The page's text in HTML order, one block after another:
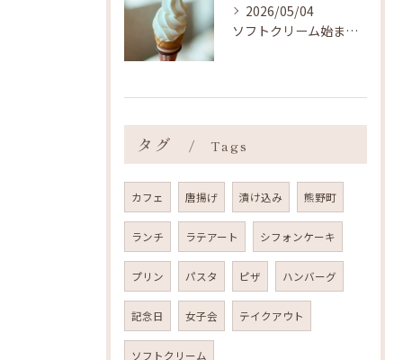
2026/05/04
ソフトクリーム始まりました ˎˊ˗
タグ Tags
カフェ 唐揚げ 漬け込み 熊野町
ランチ ラテアート シフォンケーキ
プリン パスタ ピザ ハンバーグ
記念日 女子会 テイクアウト
ソフトクリーム